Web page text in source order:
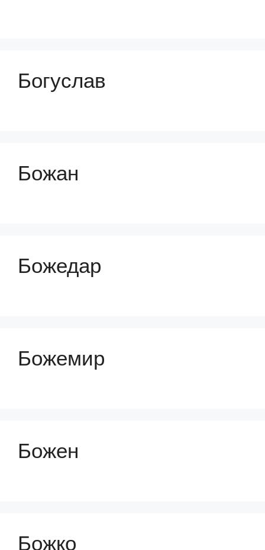
Богуслав
Божан
Божедар
Божемир
Божен
Божко